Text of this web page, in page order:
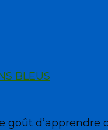
BLEUS
goût